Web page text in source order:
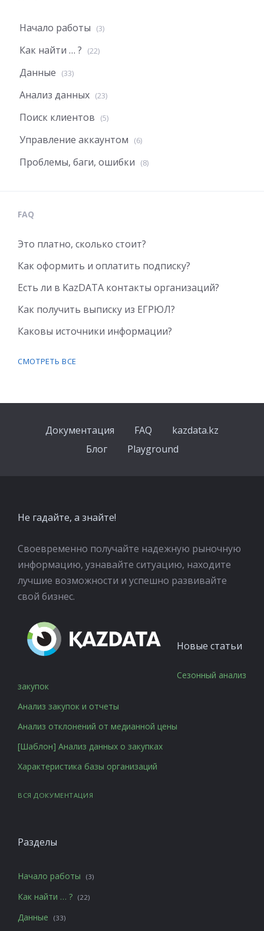
Начало работы (3)
Как найти … ? (22)
Данные (33)
Анализ данных (23)
Поиск клиентов (5)
Управление аккаунтом (6)
Проблемы, баги, ошибки (8)
FAQ
Это платно, сколько стоит?
Как оформить и оплатить подписку?
Есть ли в KazDATA контакты организаций?
Как получить выписку из ЕГРЮЛ?
Каковы источники информации?
СМОТРЕТЬ ВСЕ
Документация FAQ
kazdata.kz
Блог
Playground
Не гадайте, а знайте!
Своевременно получайте надежную рыночную
информацию, узнавайте ситуацию, находите
лучшие возможности и успешно развивайте
свой бизнес.
Новые статьи
Сезонный анализ
закупок
Анализ закупок и отчеты
Анализ отклонений от медианной цены
[Шаблон] Анализ данных о закупках
Характеристика базы организаций
ВСЯ ДОКУМЕНТАЦИЯ
Разделы
Начало работы (3)
Как найти … ? (22)
Данные (33)